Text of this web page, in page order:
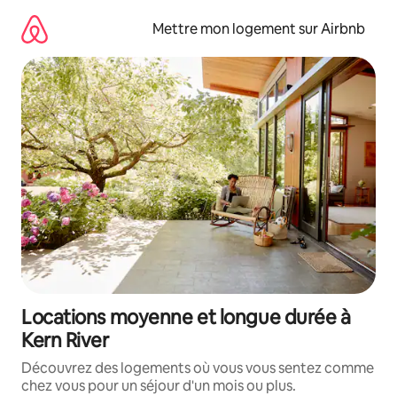
directement
contenu
Mettre mon logement sur Airbnb
Locations moyenne et longue durée à
Kern River
Découvrez des logements où vous vous sentez comme
chez vous pour un séjour d'un mois ou plus.